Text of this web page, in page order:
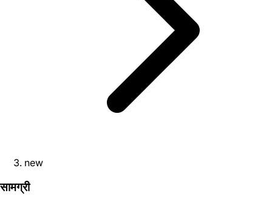
new
सामग्री